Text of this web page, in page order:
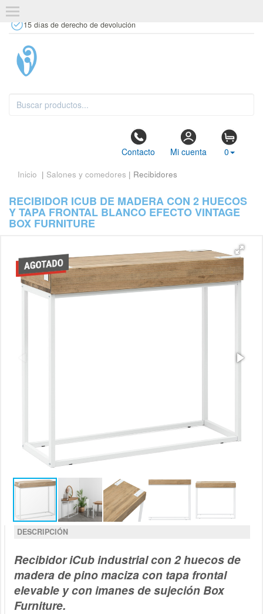
15 días de derecho de devolución
Contacto Mi cuenta 0
Inicio | Salones y comedores | Recibidores
RECIBIDOR ICUB DE MADERA CON 2 HUECOS
Y TAPA FRONTAL BLANCO EFECTO VINTAGE
BOX FURNITURE
DESCRIPCIÓN
Recibidor iCub industrial con 2 huecos de
madera de pino maciza con tapa frontal
elevable y con imanes de sujeción Box
Furniture.